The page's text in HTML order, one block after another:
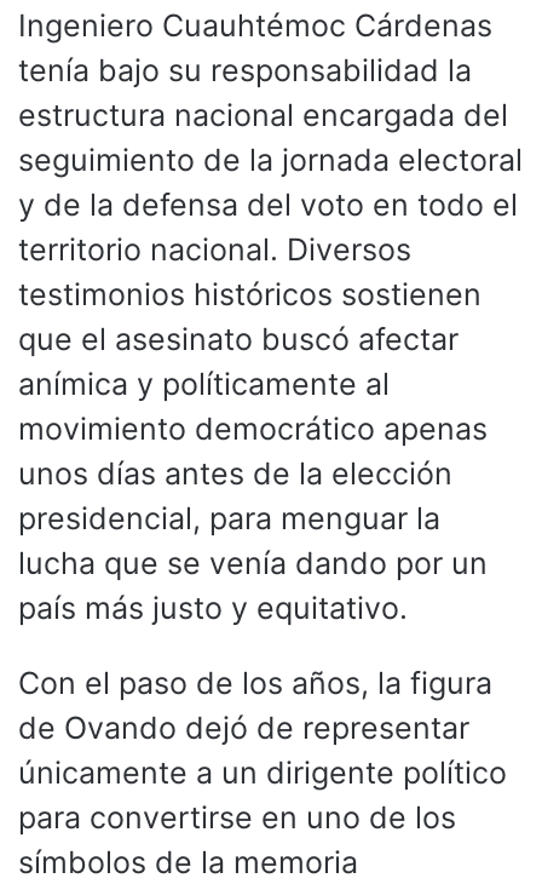
Ingeniero Cuauhtémoc Cárdenas
tenía bajo su responsabilidad la
estructura nacional encargada del
seguimiento de la jornada electoral
y de la defensa del voto en todo el
territorio nacional. Diversos
testimonios históricos sostienen
que el asesinato buscó afectar
anímica y políticamente al
movimiento democrático apenas
unos días antes de la elección
presidencial, para menguar la
lucha que se venía dando por un
país más justo y equitativo.
Con el paso de los años, la figura
de Ovando dejó de representar
únicamente a un dirigente político
para convertirse en uno de los
símbolos de la memoria